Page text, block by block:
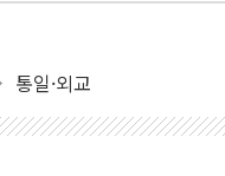
통일·외교